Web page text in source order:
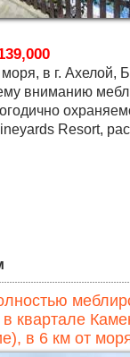
в г. Ахелой,
вниманию
Resort,
недалеко от
до курортов
Берег
на красивом
прекрасным...
квартале
в 6 км от